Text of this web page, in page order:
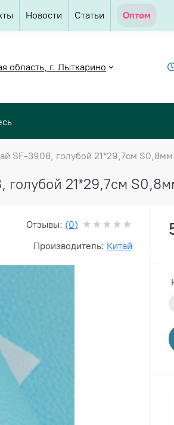
Новости Статьи Оптом
область, г. Лыткарино
SF-3908, голубой 21*29,7см S0,8мм
21*29,7см
Отзывы: (0)
Производитель: Китай